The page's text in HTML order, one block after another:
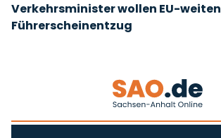
Verkehrsminister wollen EU-weiten
Führerscheinentzug